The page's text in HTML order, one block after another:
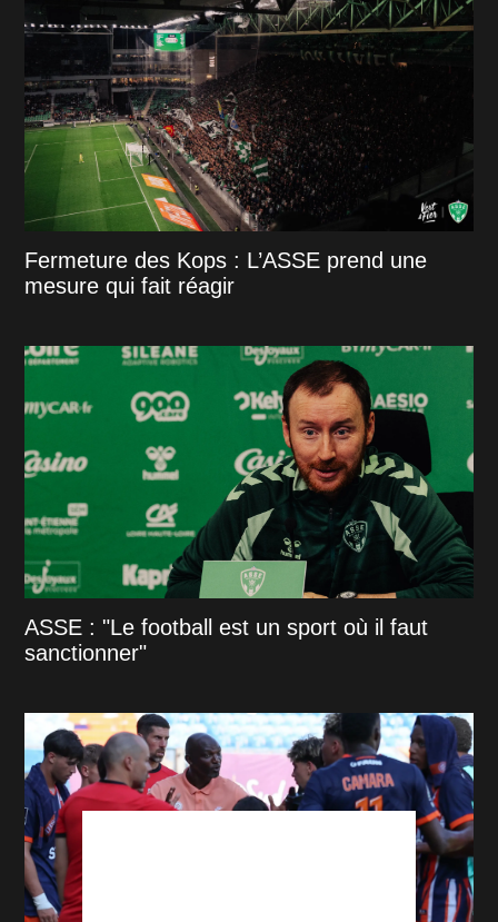
Fermeture des Kops : L’ASSE prend une
mesure qui fait réagir
ASSE : "Le football est un sport où il faut
sanctionner"